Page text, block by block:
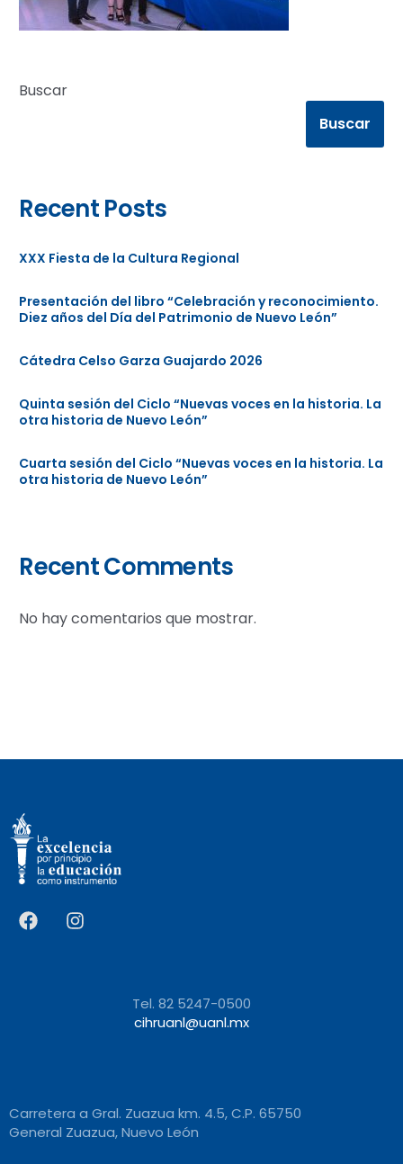
Buscar
Buscar
Recent Posts
XXX Fiesta de la Cultura Regional
Presentación del libro “Celebración y reconocimiento.
Diez años del Día del Patrimonio de Nuevo León”
Cátedra Celso Garza Guajardo 2026
Quinta sesión del Ciclo “Nuevas voces en la historia. La
otra historia de Nuevo León”
Cuarta sesión del Ciclo “Nuevas voces en la historia. La
otra historia de Nuevo León”
Recent Comments
No hay comentarios que mostrar.
Tel. 82 5247-0500
cihruanl@uanl.mx
Carretera a Gral. Zuazua km. 4.5, C.P. 65750
General Zuazua, Nuevo León